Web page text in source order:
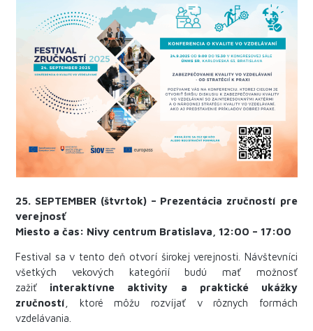
25. SEPTEMBER (štvrtok) – Prezentácia zručností pre
verejnosť
Miesto a čas: Nivy centrum Bratislava, 12:00 – 17:00
Festival sa v tento deň otvorí širokej verejnosti. Návštevníci
všetkých vekových kategórií budú mať možnosť
zažiť interaktívne aktivity a praktické ukážky
zručností , ktoré môžu rozvíjať v rôznych formách
vzdelávania.